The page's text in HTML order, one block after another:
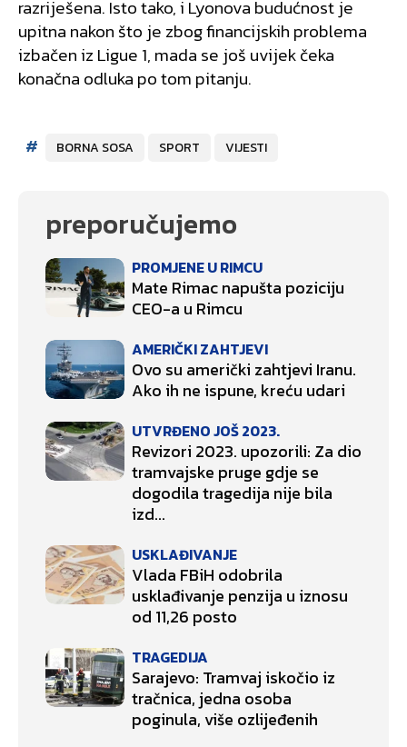
razriješena. Isto tako, i Lyonova budućnost je
upitna nakon što je zbog financijskih problema
izbačen iz Ligue 1, mada se još uvijek čeka
konačna odluka po tom pitanju.
# BORNA SOSA SPORT VIJESTI
preporučujemo
PROMJENE U RIMCU
Mate Rimac napušta poziciju
CEO-a u Rimcu
AMERIČKI ZAHTJEVI
Ovo su američki zahtjevi Iranu.
Ako ih ne ispune, kreću udari
UTVRĐENO JOŠ 2023.
Revizori 2023. upozorili: Za dio
tramvajske pruge gdje se
dogodila tragedija nije bila
izd...
USKLAĐIVANJE
Vlada FBiH odobrila
usklađivanje penzija u iznosu
od 11,26 posto
TRAGEDIJA
Sarajevo: Tramvaj iskočio iz
tračnica, jedna osoba
poginula, više ozlijeđenih